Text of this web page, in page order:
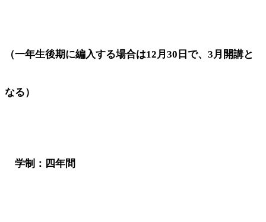
（一年生後期に編入する場合は12月30日で、3月開講と
なる）
学制：四年間